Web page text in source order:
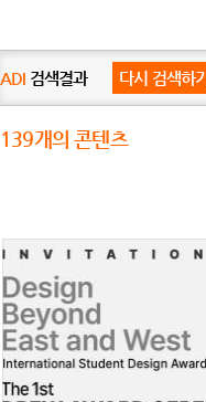
ADI 검색결과 다시 검색하기
139개의 콘텐츠